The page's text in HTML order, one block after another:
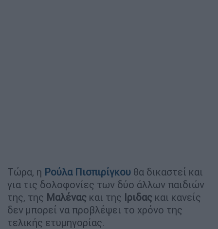
Τώρα, η Ρούλα Πισπιρίγκου θα δικαστεί και
για τις δολοφονίες των δύο άλλων παιδιών
της, της Μαλένας και της Ιριδας και κανείς
δεν μπορεί να προβλέψει το χρόνο της
τελικής ετυμηγορίας.